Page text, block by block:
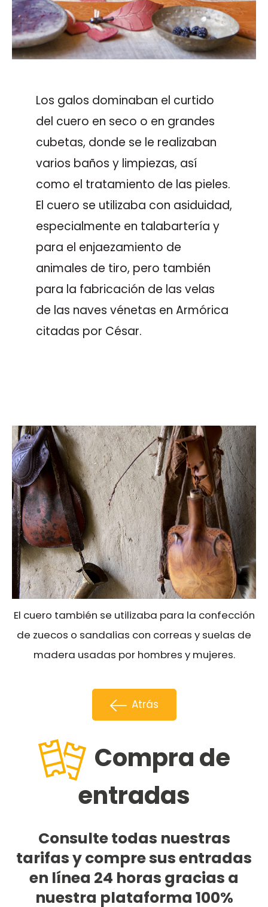
Los galos dominaban el curtido
del cuero en seco o en grandes
cubetas, donde se le realizaban
varios baños y limpiezas, así
como el tratamiento de las pieles.
El cuero se utilizaba con asiduidad,
especialmente en talabartería y
para el enjaezamiento de
animales de tiro, pero también
para la fabricación de las velas
de las naves vénetas en Armórica
citadas por César.
El cuero también se utilizaba para la confección
de zuecos o sandalias con correas y suelas de
madera usadas por hombres y mujeres.
Atrás
Compra de
entradas
Consulte todas nuestras
tarifas y compre sus entradas
en línea 24 horas gracias a
nuestra plataforma 100%